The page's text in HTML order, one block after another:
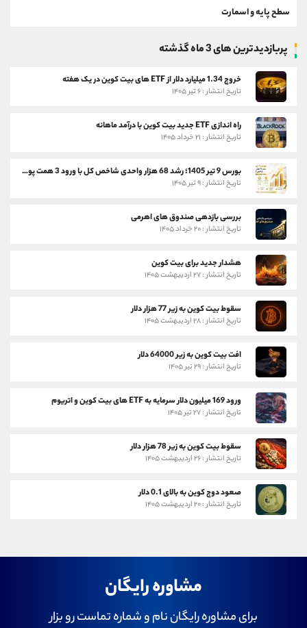
سطح پایه و اسمارت
پربازدیدترین های 3 ماه گذشته
خروج 1.34 میلیارد دلار از ETF های بیت کوین در یک هفته
تاریخ انتشار : ۶ تیر ۱۴۰۵
راه اندازی ETF جدید بیت کوین با درآمد ماهانه
تاریخ انتشار : ۲۱ خرداد ۱۴۰۵
بورس 9 تیر 1405؛ رشد 68 هزار واحدی شاخص کل با ورود 3 همت پول حقیقی
تاریخ انتشار : ۹ تیر ۱۴۰۵
بررسی بازدهی صندوق های اهرمی
تاریخ انتشار : ۲۰ خرداد ۱۴۰۵
هشدار جدید برای بیت کوین
تاریخ انتشار : ۲۷ اردیبهشت ۱۴۰۵
سقوط بیت کوین به زیر 77 هزار دلار
تاریخ انتشار : ۲۸ اردیبهشت ۱۴۰۵
افت بیت کوین به زیر 64000 دلار
تاریخ انتشار : ۲۹ تیر ۱۴۰۵
ورود 169 میلیون دلار سرمایه به ETF های بیت کوین و اتریوم
تاریخ انتشار : ۲۷ تیر ۱۴۰۵
سقوط بیت کوین به زیر 78 هزار دلار
تاریخ انتشار : ۲۶ اردیبهشت ۱۴۰۵
صعود دوج کوین به بالای 0.1 دلار
تاریخ انتشار : ۲۰ اردیبهشت ۱۴۰۵
مشاوره رایگان
برای مشاوره رایگان نام و شماره تماست رو بزار